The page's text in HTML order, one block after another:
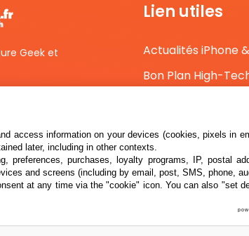
Geek et
Lien utiles
Actualités iPhone
Bon Plan High-
access information on your devices (cookies, pixels in
later, including in other contexts.
preferences, purchases, loyalty programs, IP, postal
and screens (including by email, post, SMS, phone,
at any time via the "cookie" icon. You can also "set